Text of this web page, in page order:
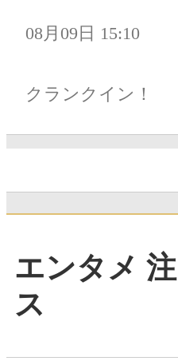
08月09日 15:10
クランクイン！
エンタメ
ス